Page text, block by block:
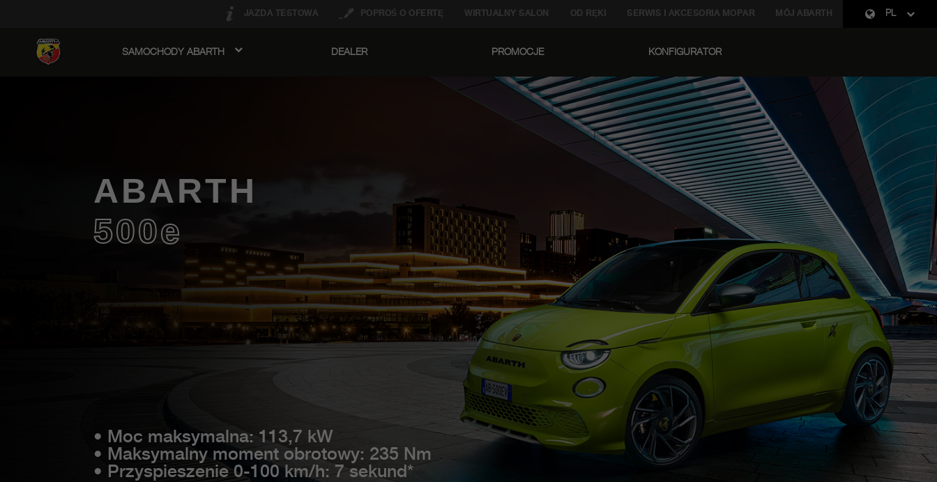
JAZDA TESTOWA POPROŚ O OFERTĘ WIRTUALNY SALON OD RĘKI SERWIS I AKCESORIA MOPAR MÓJ ABARTH PL
SAMOCHODY ABARTH DEALER PROMOCJE KONFIGURATOR
ABARTH
500e
• Moc maksymalna: 113,7 kW
• Maksymalny moment obrotowy: 235 Nm
• Przyspieszenie 0-100 km/h: 7 sekund*